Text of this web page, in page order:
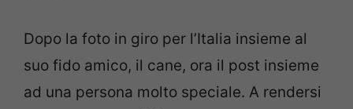
Dopo la foto in giro per l’Italia insieme al
suo fido amico, il cane, ora il post insieme
ad una persona molto speciale. A rendersi